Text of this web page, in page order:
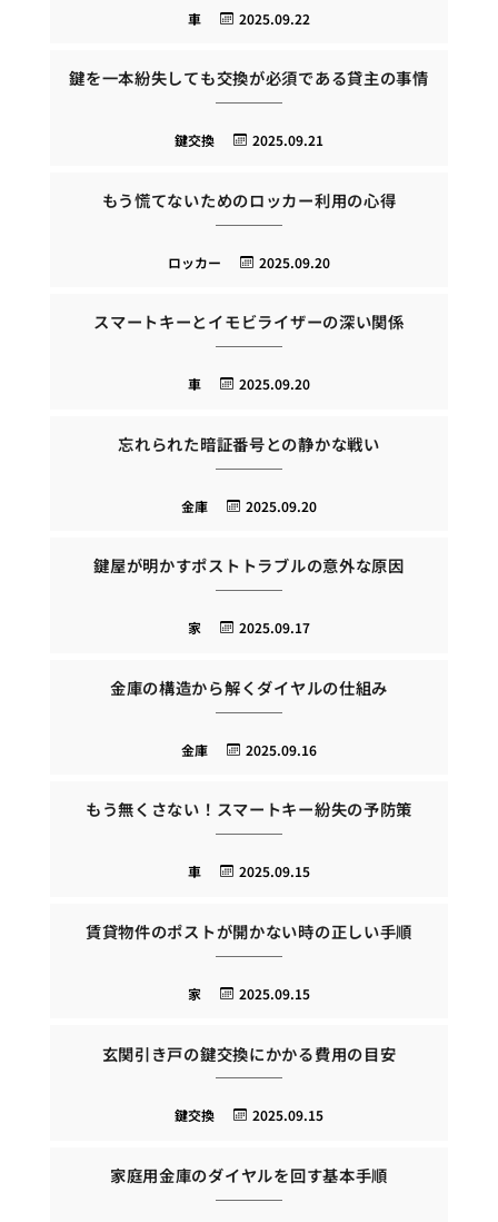
2025.09.22
車
鍵を一本紛失しても交換が必須である貸主の事情
2025.09.21
鍵交換
もう慌てないためのロッカー利用の心得
2025.09.20
ロッカー
スマートキーとイモビライザーの深い関係
2025.09.20
車
忘れられた暗証番号との静かな戦い
2025.09.20
金庫
鍵屋が明かすポストトラブルの意外な原因
2025.09.17
家
金庫の構造から解くダイヤルの仕組み
2025.09.16
金庫
もう無くさない！スマートキー紛失の予防策
2025.09.15
車
賃貸物件のポストが開かない時の正しい手順
2025.09.15
家
玄関引き戸の鍵交換にかかる費用の目安
2025.09.15
鍵交換
家庭用金庫のダイヤルを回す基本手順